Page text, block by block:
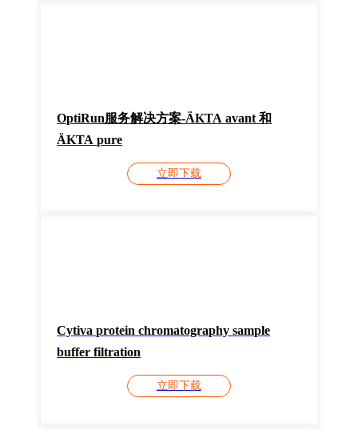
OptiRun服务解决方案-ÄKTA avant 和
ÄKTA pure
立即下载
Cytiva protein chromatography sample
buffer filtration
立即下载